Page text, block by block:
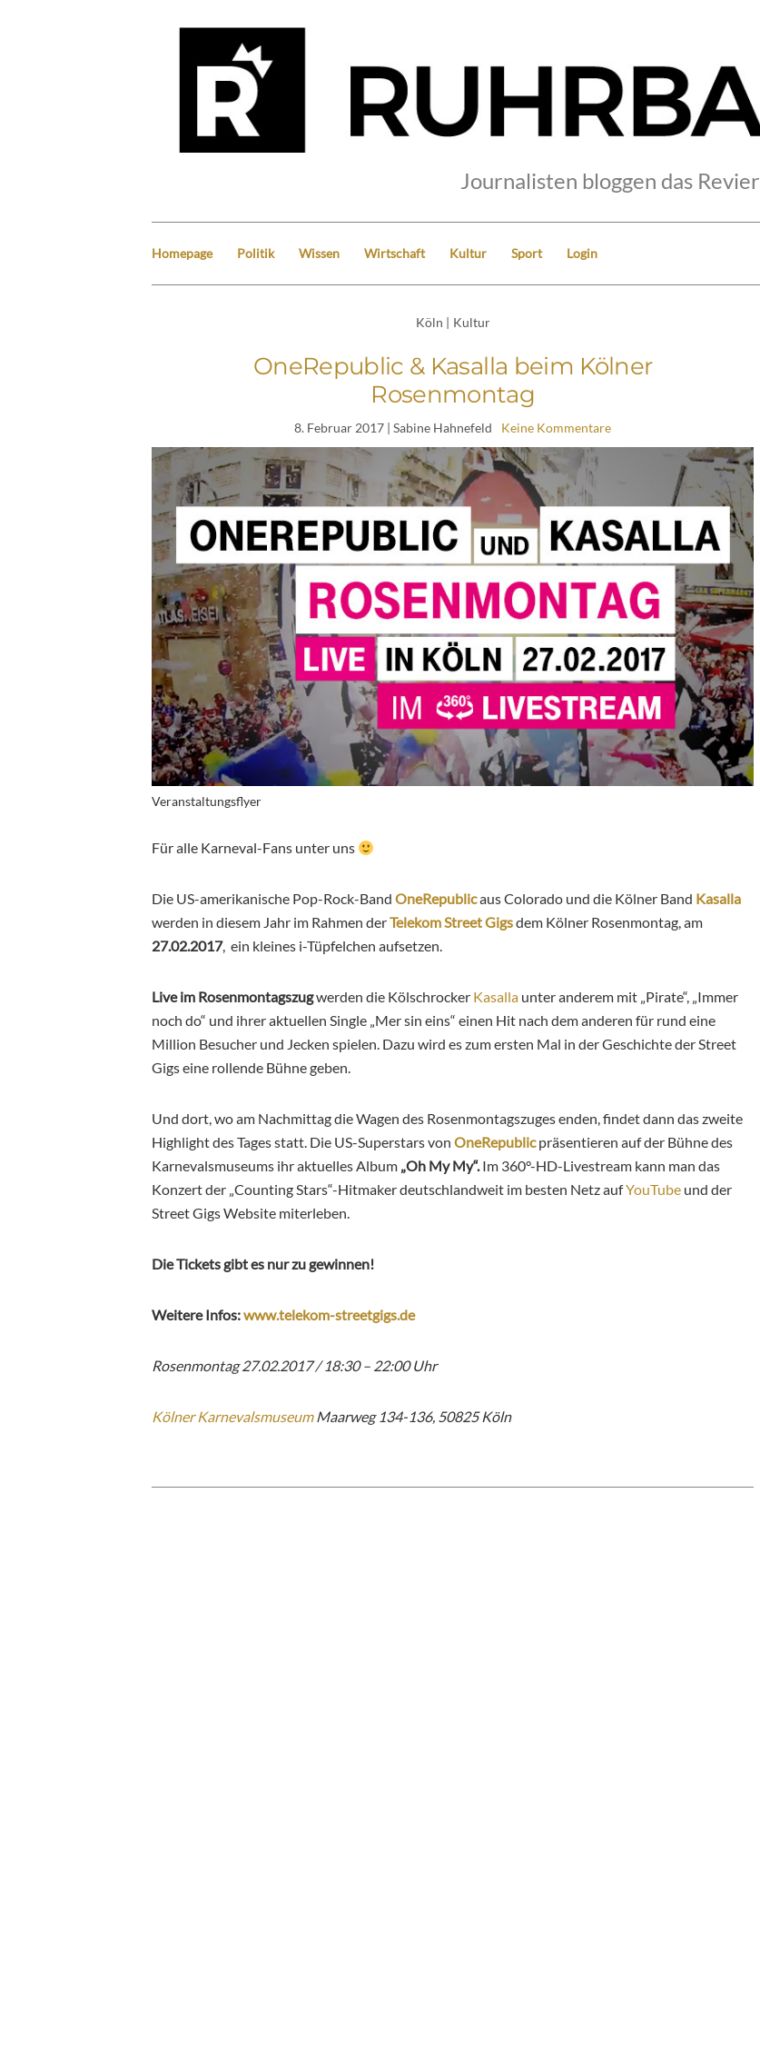
Journalisten bloggen das Revier
Homepage Politik Wissen Wirtschaft Kultur Sport Login
Köln | Kultur
OneRepublic & Kasalla beim Kölner
Rosenmontag
8. Februar 2017 | Sabine Hahnefeld Keine Kommentare
Veranstaltungsflyer
Für alle Karneval-Fans unter uns
Die US-amerikanische Pop-Rock-Band OneRepublicaus Colorado und die Kölner Band Kasalla
werden in diesem Jahr im Rahmen derTelekom Street Gigsdem Kölner Rosenmontag, am
27.02.2017, ein kleines i-Tüpfelchen aufsetzen.
Live im Rosenmontagszugwerden die Kölschrocker Kasalla unter anderem mit „Pirate“, „Immer
noch do“ und ihrer aktuellen Single „Mer sin eins“ einen Hit nach dem anderen für rund eine
Million Besucher und Jecken spielen. Dazu wird es zum ersten Mal in der Geschichte der Street
Gigs eine rollende Bühne geben.
Und dort, wo am Nachmittag die Wagen des Rosenmontagszuges enden, findet dann das zweite
Highlight des Tages statt. Die US-Superstars von OneRepublicpräsentieren auf der Bühne des
Karnevalsmuseums ihr aktuelles Album „Oh My My“.Im 360°-HD-Livestream kann man das
Konzert der „Counting Stars“-Hitmaker deutschlandweit im besten Netz aufYouTube und der
Street Gigs Website miterleben.
Die Tickets gibt es nur zu gewinnen!
Weitere Infos:www.telekom-streetgigs.de
Rosenmontag 27.02.2017 / 18:30 – 22:00 Uhr
Kölner Karnevalsmuseum Maarweg 134-136, 50825 Köln